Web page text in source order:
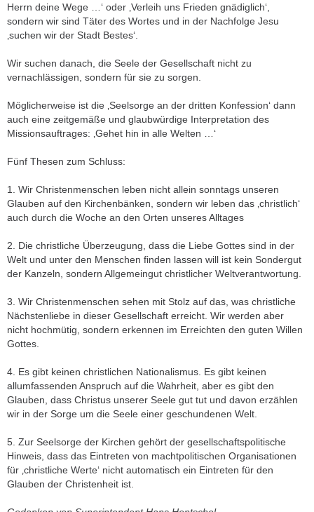
Herrn deine Wege …‘ oder ‚Verleih uns Frieden gnädiglich‘,
sondern wir sind Täter des Wortes und in der Nachfolge Jesu
‚suchen wir der Stadt Bestes‘.
Wir suchen danach, die Seele der Gesellschaft nicht zu
vernachlässigen, sondern für sie zu sorgen.
Möglicherweise ist die ‚Seelsorge an der dritten Konfession‘ dann
auch eine zeitgemäße und glaubwürdige Interpretation des
Missionsauftrages: ‚Gehet hin in alle Welten …‘
Fünf Thesen zum Schluss:
1. Wir Christenmenschen leben nicht allein sonntags unseren
Glauben auf den Kirchenbänken, sondern wir leben das ‚christlich‘
auch durch die Woche an den Orten unseres Alltages
2. Die christliche Überzeugung, dass die Liebe Gottes sind in der
Welt und unter den Menschen finden lassen will ist kein Sondergut
der Kanzeln, sondern Allgemeingut christlicher Weltverantwortung.
3. Wir Christenmenschen sehen mit Stolz auf das, was christliche
Nächstenliebe in dieser Gesellschaft erreicht. Wir werden aber
nicht hochmütig, sondern erkennen im Erreichten den guten Willen
Gottes.
4. Es gibt keinen christlichen Nationalismus. Es gibt keinen
allumfassenden Anspruch auf die Wahrheit, aber es gibt den
Glauben, dass Christus unserer Seele gut tut und davon erzählen
wir in der Sorge um die Seele einer geschundenen Welt.
5. Zur Seelsorge der Kirchen gehört der gesellschaftspolitische
Hinweis, dass das Eintreten von machtpolitischen Organisationen
für ‚christliche Werte‘ nicht automatisch ein Eintreten für den
Glauben der Christenheit ist.